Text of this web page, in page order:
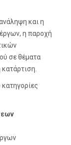
και η
η παροχή
σε θέματα
κατηγορίες